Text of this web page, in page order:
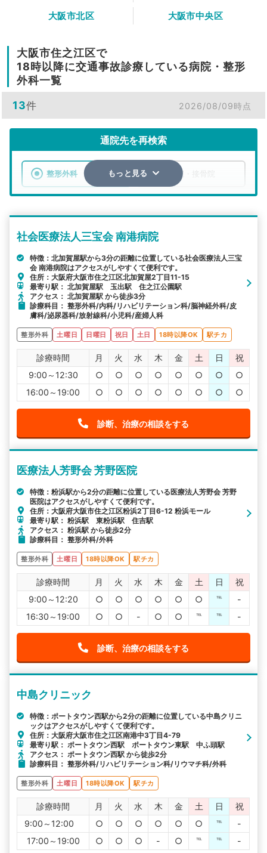
大阪市北区
大阪市中央区
大阪市住之江区で
18時以降に交通事故診療している病院・整形
外科一覧
13件 2026/08/09時点
通院先を再検索
整形外科 整骨院・接骨院
検索する
詳細条件で絞り込む
その他の検索方法
駅から探す
もっと見る
社会医療法人三宝会 南港病院
特徴：北加賀屋駅から3分の距離に位置している社会医療法人三宝
会 南港病院はアクセスがしやすくて便利です。
住所：大阪府大阪市住之江区北加賀屋2丁目11-15
最寄り駅： 北加賀屋駅 玉出駅 住之江公園駅
アクセス： 北加賀屋駅 から徒歩3分
診療科目： 整形外科/内科/リハビリテーション科/脳神経外科/皮
膚科/泌尿器科/放射線科/小児科/産婦人科
整形外科 土曜日 日曜日 祝日 土日 18時以降OK 駅チカ
診療時間 月 火 水 木 金 土 日
祝
9:00～12:30
○ ○ ○ ○ ○ ○ ○
○
16:00～19:00
○ ○ ○ ○ ○ ○ ○ ○
診断、治療の相談をする
医療法人芳野会 芳野医院
特徴：粉浜駅から2分の距離に位置している医療法人芳野会 芳野
医院はアクセスがしやすくて便利です。
住所：大阪府大阪市住之江区粉浜2丁目6-12 粉浜モール
最寄り駅： 粉浜駅 東粉浜駅 住吉駅
アクセス： 粉浜駅 から徒歩2分
診療科目： 整形外科/外科
整形外科 土曜日 18時以降OK 駅チカ
診療時間 月 火 水 木 金 土 日
祝
9:00～12:20
○ ○ ○ ○ ○ ○ ℡
-
16:30～19:00
○ ○ - ○ ○ ℡ ℡ -
診断、治療の相談をする
中島クリニック
特徴：ポートタウン西駅から2分の距離に位置している中島クリニ
ックはアクセスがしやすくて便利です。
住所：大阪府大阪市住之江区南港中3丁目4-79
最寄り駅： ポートタウン西駅 ポートタウン東駅 中ふ頭駅
アクセス： ポートタウン西駅 から徒歩2分
診療科目： 整形外科/リハビリテーション科/リウマチ科/外科
整形外科 土曜日 18時以降OK 駅チカ
診療時間 月 火 水 木 金 土 日
祝
9:00～12:00
○ ○ ○ ○ ○ ○ ℡
-
17:00～19:00
○ ○ ○ - ○ ℡ ℡ -